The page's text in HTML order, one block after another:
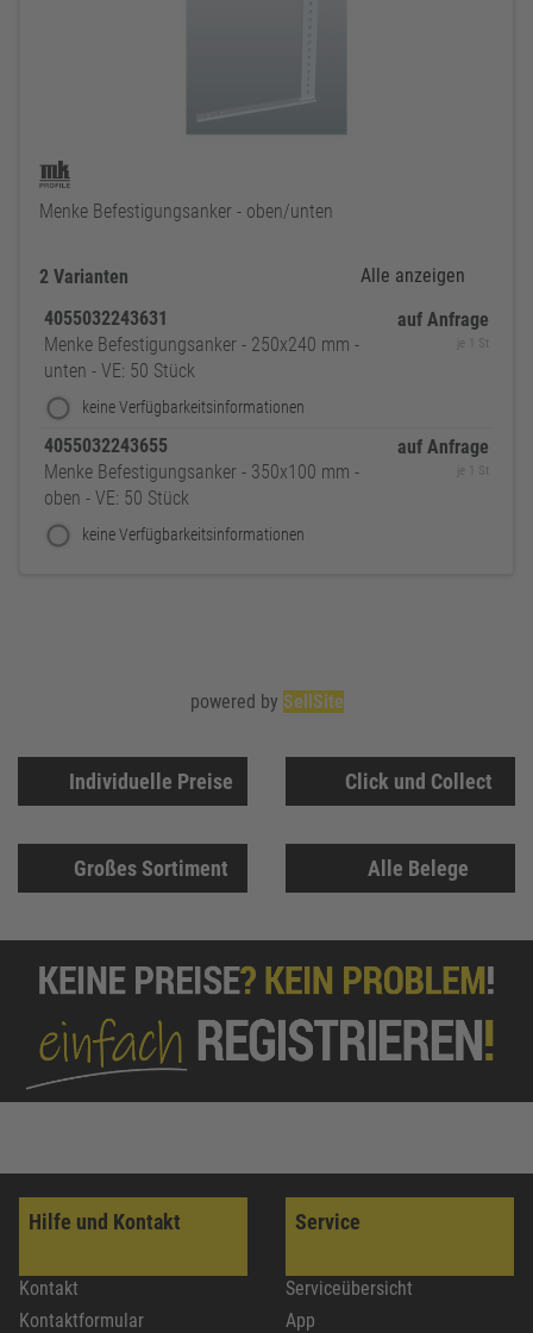
Menke Befestigungsanker - oben/unten
2 Varianten
Alle anzeigen
4055032243631
Menke Befestigungsanker - 250x240 mm -
unten - VE: 50 Stück
keine Verfügbarkeitsinformationen
auf Anfrage
je 1 St
4055032243655
Menke Befestigungsanker - 350x100 mm -
oben - VE: 50 Stück
keine Verfügbarkeitsinformationen
auf Anfrage
je 1 St
Individuelle Preise Click und Collect
Großes Sortiment Alle Belege
Hilfe und Kontakt
Kontakt
Kontaktformular
Service
Serviceübersicht
App
powered by SellSite